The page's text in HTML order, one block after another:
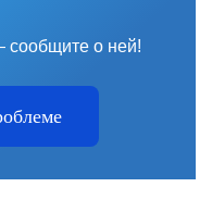
сообщите о ней!